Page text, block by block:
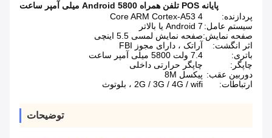
پایانه POS تلفن همراه Android 5800 میلی آمپر ساعت
پردازنده:
4 Core ARM Cortex-A53
سیستم عامل: Android 7 یا بالاتر
صفحه نمایش:صفحه نمایش لمسی 5.5 اینچی
اثر انگشت:
آراتک ، دارای مجوز FBI
باتری:
7.4 ولت 5800 میلی آمپر ساعت
چاپگر:
چاپگر حرارتی داخلی
دوربین عقب: پیکسل 8M
ارتباطات:
2G / 3G / 4G / wifi ، بلوتوث
توضیحات